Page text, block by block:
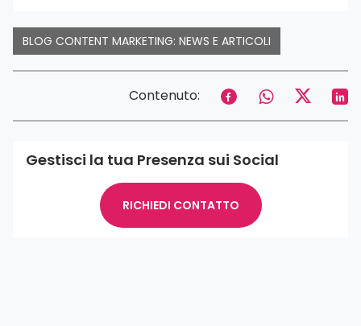
BLOG CONTENT MARKETING: NEWS E ARTICOLI
Contenuto:
Gestisci la tua Presenza sui Social
RICHIEDI CONTATTO